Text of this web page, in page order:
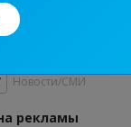
Новости/СМИ
рекламы